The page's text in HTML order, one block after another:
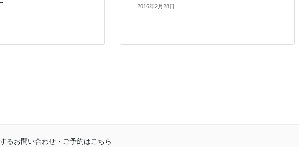
2016年2月28日
るお問い合わせ・ご予約はこちら